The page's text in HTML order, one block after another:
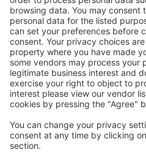
Economiseşte mai
Prețuri atractive și oferte
conectați.
Cazarea preferată
Alege din peste 1,3 mil. de